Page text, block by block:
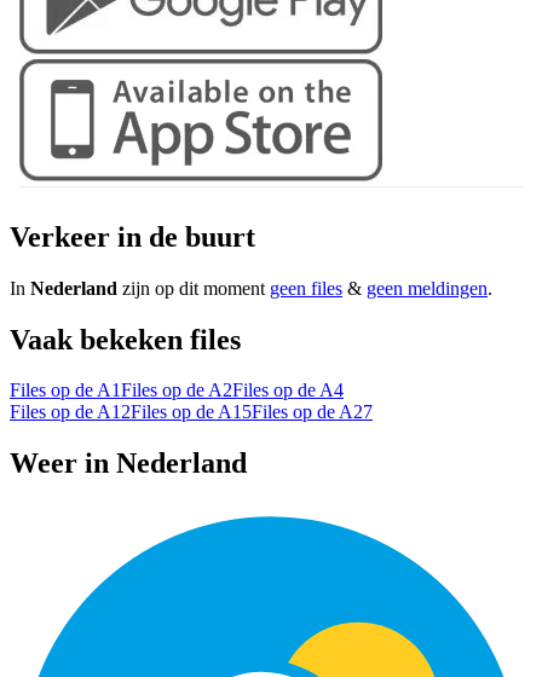
Verkeer in de buurt
In Nederland zijn op dit moment geen files & geen meldingen.
Vaak bekeken files
Files op de A1Files op de A2Files op de A4
Files op de A12Files op de A15Files op de A27
Weer in Nederland